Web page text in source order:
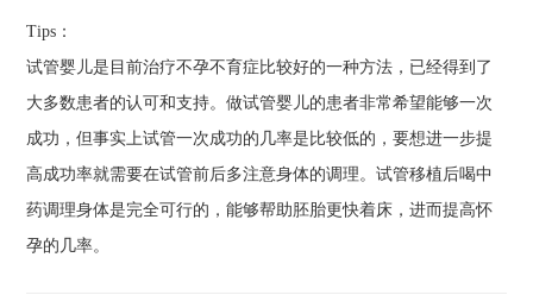
Tips：
试管婴儿是目前治疗不孕不育症比较好的一种方法，已经得到了
大多数患者的认可和支持。做试管婴儿的患者非常希望能够一次
成功，但事实上试管一次成功的几率是比较低的，要想进一步提
高成功率就需要在试管前后多注意身体的调理。试管移植后喝中
药调理身体是完全可行的，能够帮助胚胎更快着床，进而提高怀
孕的几率。